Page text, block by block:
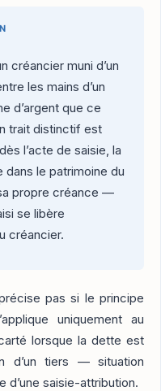
créancier muni d’un
les mains d’un
d’argent que ce
trait distinctif est
l’acte de saisie, la
le patrimoine du
propre créance —
se libère
créancier.
pas si le principe
uniquement au
lorsque la dette est
d’un tiers — situation
d’une saisie-attribution.